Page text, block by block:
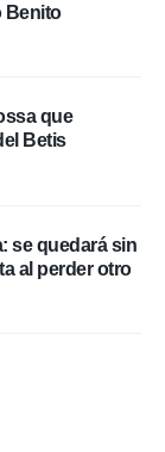
Benito
que
Betis
se quedará sin
al perder otro